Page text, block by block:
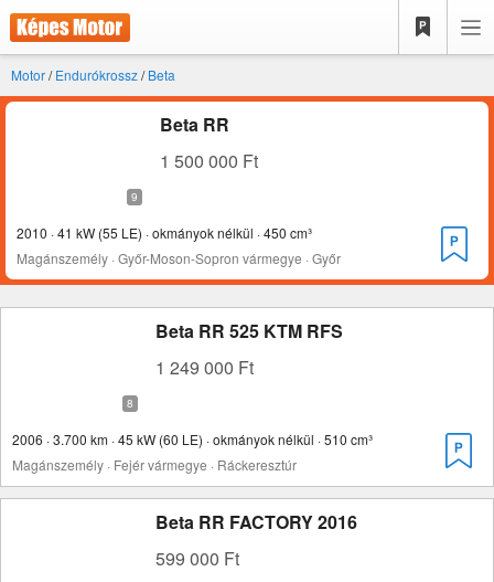
Motor/Endurókrossz/Beta
Beta RR
1 500 000 Ft
2010 · 41 kW (55 LE) · okmányok nélkül · 450 cm³
Magánszemély · Győr-Moson-Sopron vármegye · Győr
Beta RR 525 KTM RFS
1 249 000 Ft
2006 · 3.700 km · 45 kW (60 LE) · okmányok nélkül · 510 cm³
Magánszemély · Fejér vármegye · Ráckeresztúr
Beta RR FACTORY 2016
599 000 Ft